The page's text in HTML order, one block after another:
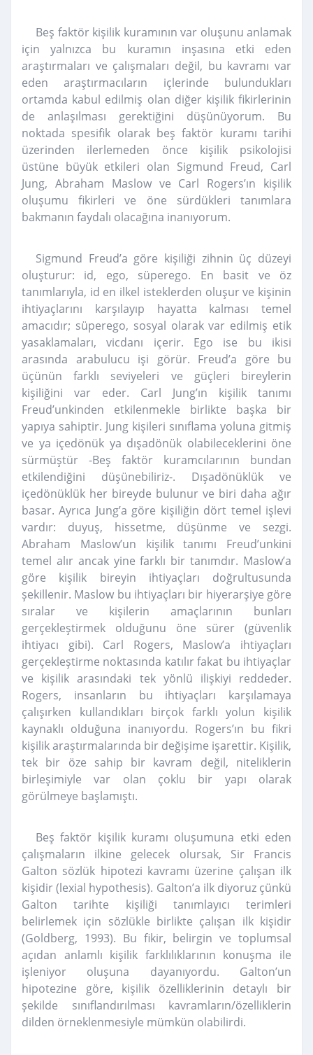
Beş faktör kişilik kuramının var oluşunu anlamak
için yalnızca bu kuramın inşasına etki eden
araştırmaları ve çalışmaları değil, bu kavramı var
eden araştırmacıların içlerinde bulundukları
ortamda kabul edilmiş olan diğer kişilik fikirlerinin
de anlaşılması gerektiğini düşünüyorum. Bu
noktada spesifik olarak beş faktör kuramı tarihi
üzerinden ilerlemeden önce kişilik psikolojisi
üstüne büyük etkileri olan Sigmund Freud, Carl
Jung, Abraham Maslow ve Carl Rogers’ın kişilik
oluşumu fikirleri ve öne sürdükleri tanımlara
bakmanın faydalı olacağına inanıyorum.
Sigmund Freud’a göre kişiliği zihnin üç düzeyi
oluşturur: id, ego, süperego. En basit ve öz
tanımlarıyla, id en ilkel isteklerden oluşur ve kişinin
ihtiyaçlarını karşılayıp hayatta kalması temel
amacıdır; süperego, sosyal olarak var edilmiş etik
yasaklamaları, vicdanı içerir. Ego ise bu ikisi
arasında arabulucu işi görür. Freud’a göre bu
üçünün farklı seviyeleri ve güçleri bireylerin
kişiliğini var eder. Carl Jung’ın kişilik tanımı
Freud’unkinden etkilenmekle birlikte başka bir
yapıya sahiptir. Jung kişileri sınıflama yoluna gitmiş
ve ya içedönük ya dışadönük olabileceklerini öne
sürmüştür -Beş faktör kuramcılarının bundan
etkilendiğini düşünebiliriz-. Dışadönüklük ve
içedönüklük her bireyde bulunur ve biri daha ağır
basar. Ayrıca Jung’a göre kişiliğin dört temel işlevi
vardır: duyuş, hissetme, düşünme ve sezgi.
Abraham Maslow’un kişilik tanımı Freud’unkini
temel alır ancak yine farklı bir tanımdır. Maslow’a
göre kişilik bireyin ihtiyaçları doğrultusunda
şekillenir. Maslow bu ihtiyaçları bir hiyerarşiye göre
sıralar ve kişilerin amaçlarının bunları
gerçekleştirmek olduğunu öne sürer (güvenlik
ihtiyacı gibi). Carl Rogers, Maslow’a ihtiyaçları
gerçekleştirme noktasında katılır fakat bu ihtiyaçlar
ve kişilik arasındaki tek yönlü ilişkiyi reddeder.
Rogers, insanların bu ihtiyaçları karşılamaya
çalışırken kullandıkları birçok farklı yolun kişilik
kaynaklı olduğuna inanıyordu. Rogers’ın bu fikri
kişilik araştırmalarında bir değişime işarettir. Kişilik,
tek bir öze sahip bir kavram değil, niteliklerin
birleşimiyle var olan çoklu bir yapı olarak
görülmeye başlamıştı.
Beş faktör kişilik kuramı oluşumuna etki eden
çalışmaların ilkine gelecek olursak, Sir Francis
Galton sözlük hipotezi kavramı üzerine çalışan ilk
kişidir (lexial hypothesis). Galton’a ilk diyoruz çünkü
Galton tarihte kişiliği tanımlayıcı terimleri
belirlemek için sözlükle birlikte çalışan ilk kişidir
(Goldberg, 1993). Bu fikir, belirgin ve toplumsal
açıdan anlamlı kişilik farklılıklarının konuşma ile
işleniyor oluşuna dayanıyordu. Galton’un
hipotezine göre, kişilik özelliklerinin detaylı bir
şekilde sınıflandırılması kavramların/özelliklerin
dilden örneklenmesiyle mümkün olabilirdi.